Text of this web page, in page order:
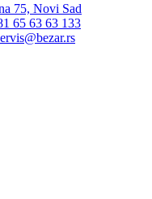
75, Novi Sad
65 63 63 133